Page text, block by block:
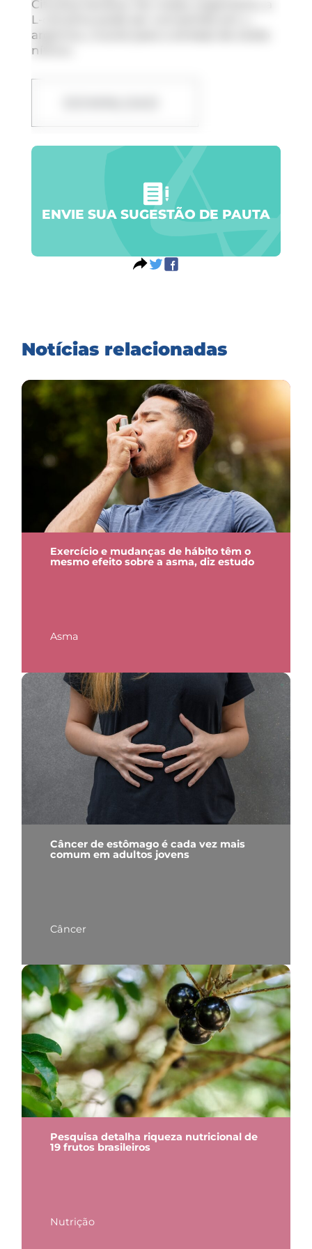
Citrullus lanatus
L-citrulina pode ser convertida em L-
arginina, crucial para a síntese de óxido
nítrico.
ENVIE SUA SUGESTÃO DE PAUTA
Notícias relacionadas
Exercício e mudanças de hábito têm o
mesmo efeito sobre a asma, diz estudo
Asma
Câncer de estômago é cada vez mais
comum em adultos jovens
Câncer
Pesquisa detalha riqueza nutricional de
19 frutos brasileiros
Nutrição